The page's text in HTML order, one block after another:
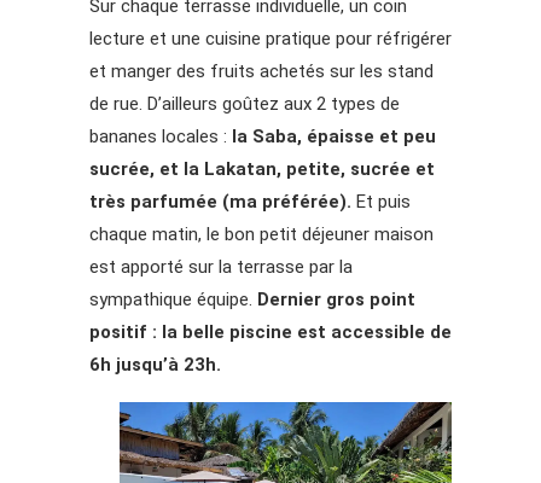
Sur chaque terrasse individuelle, un coin
lecture et une cuisine pratique pour réfrigérer
et manger des fruits achetés sur les stand
de rue. D’ailleurs goûtez aux 2 types de
bananes locales : la Saba, épaisse et peu
sucrée, et la Lakatan, petite, sucrée et
très parfumée (ma préférée). Et puis
chaque matin, le bon petit déjeuner maison
est apporté sur la terrasse par la
sympathique équipe. Dernier gros point
positif : la belle piscine est accessible de
6h jusqu’à 23h.